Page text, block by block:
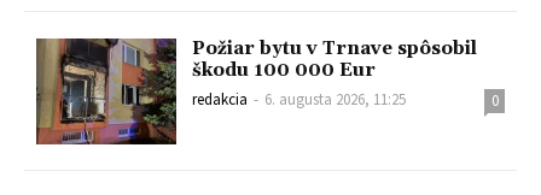
Požiar bytu v Trnave spôsobil
škodu 100 000 Eur
redakcia - 6. augusta 2026, 11:25 0